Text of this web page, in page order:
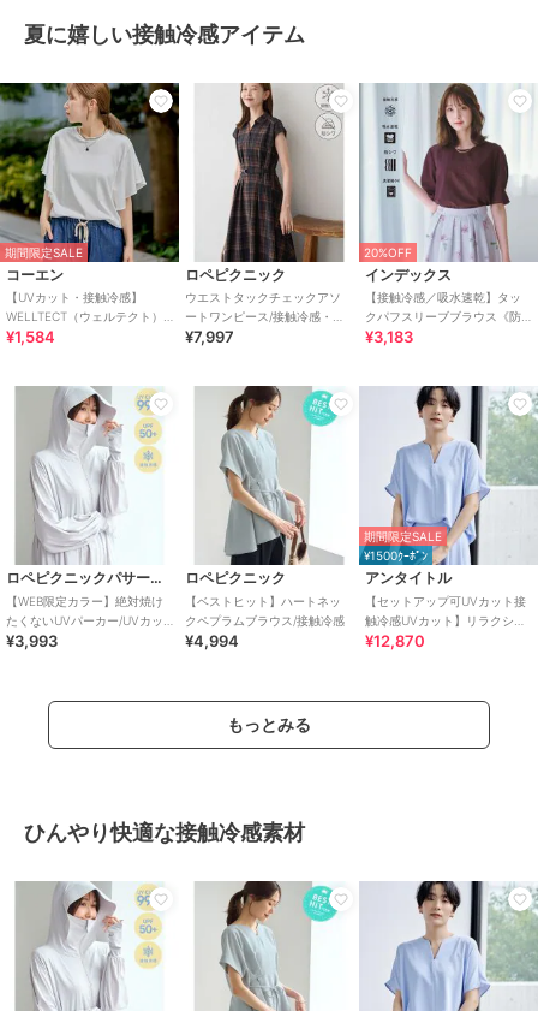
夏に嬉しい接触冷感アイテム
期間限定SALE
コーエン
【UVカット・接触冷感】
WELLTECT（ウェルテクト）
USAコットン フレアスリーブ
¥1,584
ロペピクニック
ウエストタックチェックアソ
ートワンピース/接触冷感・防
シワ・リンクコーデ
¥7,997
20%OFF
インデックス
【接触冷感／吸水速乾】タッ
クパフスリーブブラウス《防
シワ／洗濯機OK／XS～3L／
¥3,183
ロペピクニックパサージュ
【WEB限定カラー】絶対焼け
たくないUVパーカー/UVカッ
ト・接触冷感
¥3,993
ロペピクニック
【ベストヒット】ハートネッ
クペプラムブラウス/接触冷感
¥4,994
期間限定SALE
¥1500ｸｰﾎﾟﾝ
アンタイトル
【セットアップ可UVカット接
触冷感UVカット】リラクシー
キーVネックブラウス
¥12,870
もっとみる
ひんやり快適な接触冷感素材